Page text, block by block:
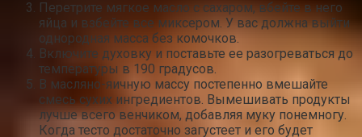
Перетрите мягкое масло с сахаром, вбейте в него
яйца и взбейте все миксером. У вас должна выйти
однородная масса без комочков.
Включите духовку и поставьте ее разогреваться до
температуры в 190 градусов.
В масляно-яичную массу постепенно вмешайте
смесь сухих ингредиентов. Вымешивать продукты
лучше всего венчиком, добавляя муку понемногу.
Когда тесто достаточно загустеет и его будет